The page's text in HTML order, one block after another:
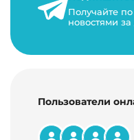
9 минут на чтение
Получайте
новостями
Пользователи